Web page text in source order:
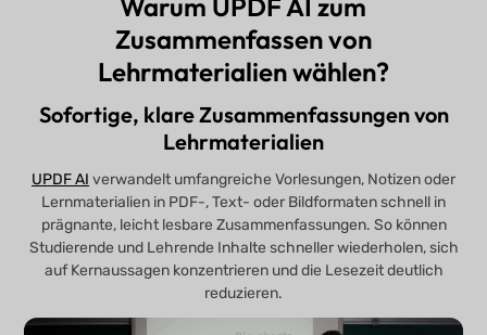
Warum UPDF AI zum
Zusammenfassen von
Lehrmaterialien wählen?
Sofortige, klare Zusammenfassungen von
Lehrmaterialien
UPDF AI verwandelt umfangreiche Vorlesungen, Notizen oder
Lernmaterialien in PDF-, Text- oder Bildformaten schnell in
prägnante, leicht lesbare Zusammenfassungen. So können
Studierende und Lehrende Inhalte schneller wiederholen, sich
auf Kernaussagen konzentrieren und die Lesezeit deutlich
reduzieren.